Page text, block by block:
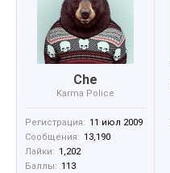
Che
Karma Police
Регистрация: 11 июл 2009
Сообщения: 13,190
Лайки: 1,202
Баллы: 113